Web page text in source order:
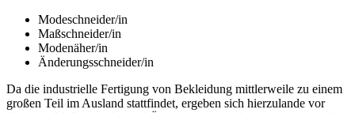
Modeschneider/in
Maßschneider/in
Modenäher/in
Änderungsschneider/in
Da die industrielle Fertigung von Bekleidung mittlerweile zu einem
großen Teil im Ausland stattfindet, ergeben sich hierzulande vor